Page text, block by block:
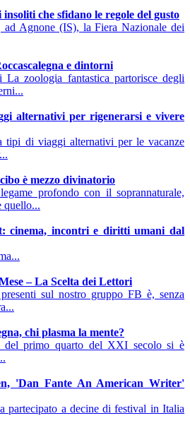
che sfidano le regole del gusto
Agnone (IS), la Fiera Nazionale dei
e dintorni
zoologia fantastica partorisce degli
alternativi per rigenerarsi e vivere
tipi di viaggi alternativi per le vacanze
è mezzo divinatorio
profondo con il soprannaturale,
quello...
cinema, incontri e diritti umani dal
– La Scelta dei Lettori
sul nostro gruppo FB è, senza
chi plasma la mente?
primo quarto del XXI secolo si è
'Dan Fante An American Writer'
partecipato a decine di festival in Italia